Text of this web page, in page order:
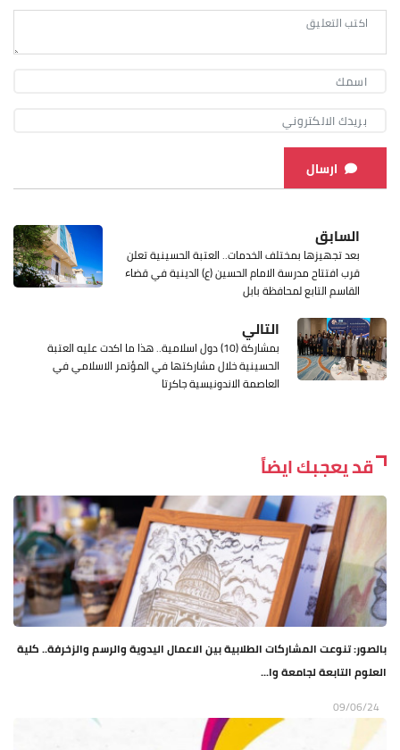
ارسال
السابق
بعد تجهيزها بمختلف الخدمات.. العتبة الحسينية تعلن
قرب افتتاح مدرسة الامام الحسين (ع) الدينية في قضاء
القاسم التابع لمحافظة بابل
التالي
بمشاركة (10) دول اسلامية.. هذا ما اكدت عليه العتبة
الحسينية خلال مشاركتها في المؤتمر الاسلامي في
العاصمة الاندونيسية جاكرتا
قد يعجبك ايضاً
بالصور: تنوعت المشاركات الطلابية بين الاعمال اليدوية والرسم والزخرفة.. كلية
العلوم التابعة لجامعة وا...
09/06/24